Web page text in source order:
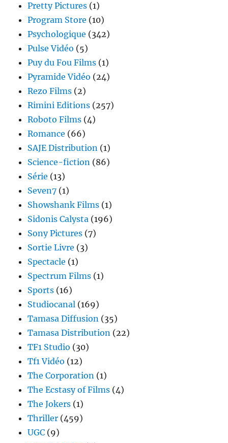
Pretty Pictures (1)
Program Store (10)
Psychologique (342)
Pulse Vidéo (5)
Puy du Fou Films (1)
Pyramide Vidéo (24)
Rezo Films (2)
Rimini Editions (257)
Roboto Films (4)
Romance (66)
SAJE Distribution (1)
Science-fiction (86)
Série (13)
Seven7 (1)
Showshank Films (1)
Sidonis Calysta (196)
Sony Pictures (7)
Sortie Livre (3)
Spectacle (1)
Spectrum Films (1)
Sports (16)
Studiocanal (169)
Tamasa Diffusion (35)
Tamasa Distribution (22)
TF1 Studio (30)
Tf1 Vidéo (12)
The Corporation (1)
The Ecstasy of Films (4)
The Jokers (1)
Thriller (459)
UGC (9)